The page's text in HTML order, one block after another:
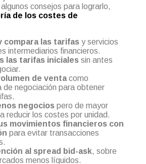
consejos para lograrlo,
de los costes de
compara las tarifas y servicios
intermediarios financieros.
las tarifas iniciales sin antes
de ventacomo
de negociación para obtener
negocios pero de mayor
reducir los costes por unidad.
movimientos financieros con
para evitar transacciones
al spread bid-ask, sobre
menos líquidos.